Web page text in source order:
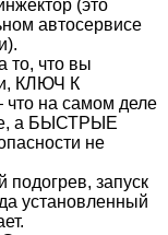
(это
автосервисе
то, что вы
КЛЮЧ К
на самом деле
а БЫСТРЫЕ
не
подогрев, запуск
установленный